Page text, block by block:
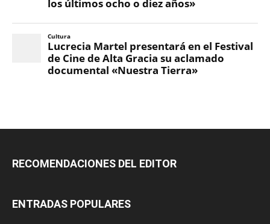
RECOMENDACIONES DEL EDITOR
ENTRADAS POPULARES